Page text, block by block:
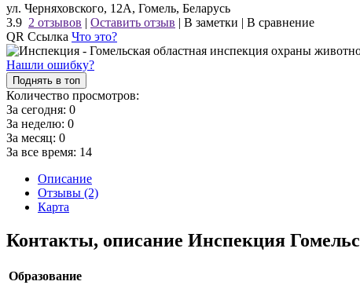
ул. Черняховского, 12А, Гомель, Беларусь
3.9 2 отзывов | Оставить отзыв | В заметки | В сравнение
QR Ссылка Что это?
Нашли ошибку?
Поднять в топ
Количество просмотров:
За сегодня: 0
За неделю: 0
За месяц: 0
За все время: 14
Описание
Отзывы (2)
Карта
Контакты, описание Инспекция
Образование